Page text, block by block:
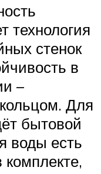
технология
стенок
в
–
Для
бытовой
воды есть
комплекте,